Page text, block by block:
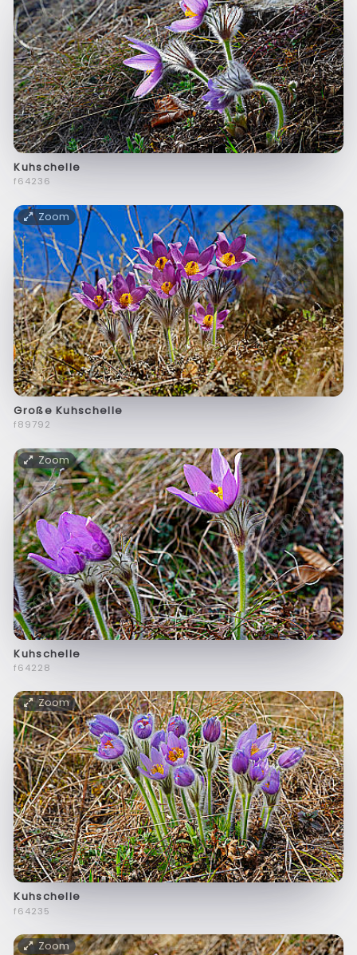
Kuhschelle
f64236
Zoom
Große Kuhschelle
f89792
Zoom
Kuhschelle
f64228
Zoom
Kuhschelle
f64235
Zoom